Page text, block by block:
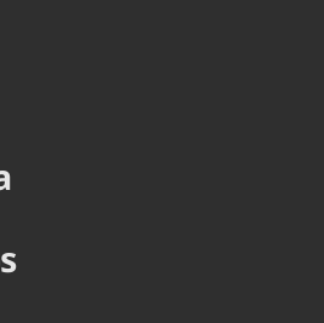
Mineral
& Tecnologia
Comportamento